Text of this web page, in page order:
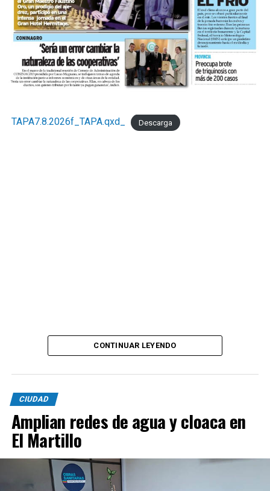
TAPA7.8.2026f_TAPA.qxd_ Descarga
CONTINUAR LEYENDO
CIUDAD
Amplian redes de agua y cloaca en
El Martillo